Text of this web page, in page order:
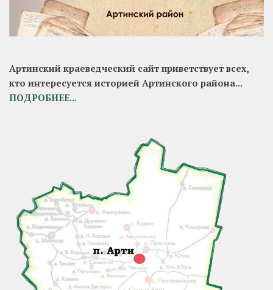
Артинский краеведческий сайт приветствует всех,
кто интересуется историей Артинского района...
ПОДРОБНЕЕ...